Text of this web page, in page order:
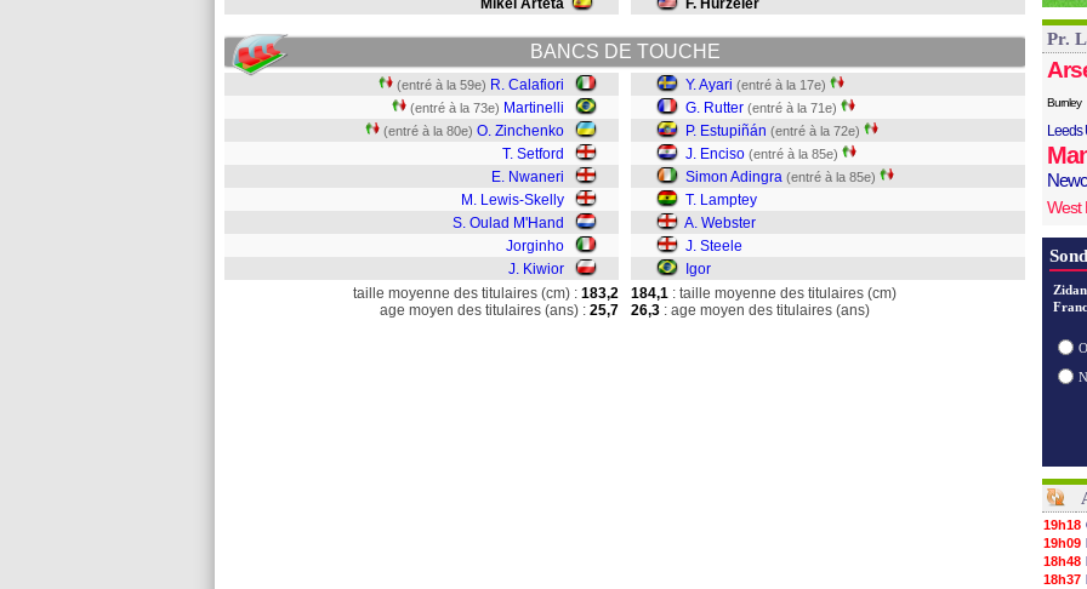
Mikel Arteta F. Hürzeler
BANCS DE TOUCHE
(entré à la 59e) R. Calafiori
(entré à la 73e) Martinelli
(entré à la 80e) O. Zinchenko
T. Setford
E. Nwaneri
M. Lewis-Skelly
S. Oulad M'Hand
Jorginho
J. Kiwior
Y. Ayari (entré à la 17e)
G. Rutter (entré à la 71e)
P. Estupiñán (entré à la 72e)
J. Enciso (entré à la 85e)
Simon Adingra (entré à la 85e)
T. Lamptey
A. Webster
J. Steele
Igor
taille moyenne des titulaires (cm) : 183,2
age moyen des titulaires (ans) : 25,7
184,1 : taille moyenne des titulaires (cm)
26,3 : age moyen des titulaires (ans)
Pr.
Burnley
Leeds
West
19h18
19h09
18h48
18h37